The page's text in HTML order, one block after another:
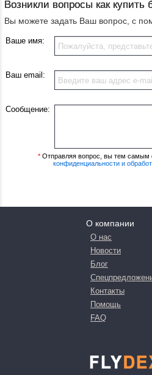
Возникли вопросы как
Вы можете задать Ваш вопрос, с
Ваше имя:
Ваш email:
Сообщение:
* Отправляя вопрос, вы тем самым
конфиденциальности и
О компании
О нас
Новости
Блог
Контакты
Помощь
FAQ